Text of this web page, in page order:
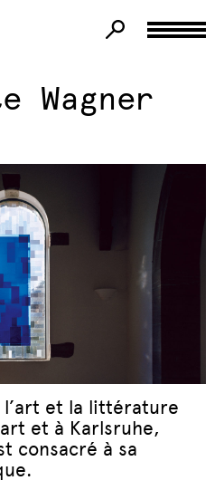
Wagner
et la littérature
et à Karlsruhe,
consacré à sa